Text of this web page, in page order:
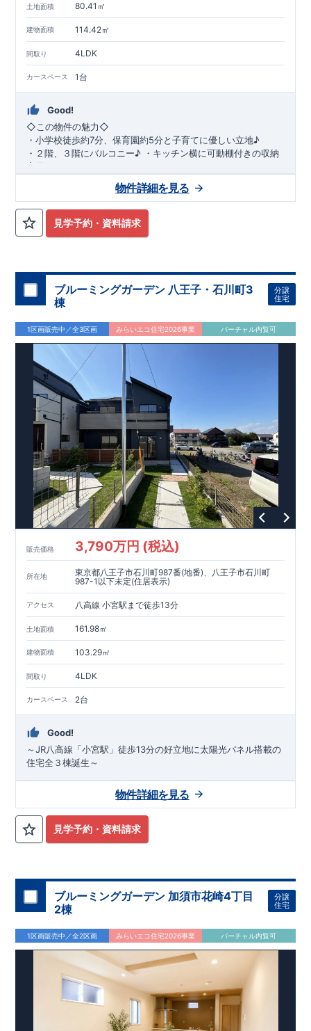
土地面積 80.41㎡
建物面積 114.42㎡
間取り 4LDK
カースペース 1台
Good!
◇ この物件の魅力◇
・小学校徒歩約7分、保育園約5分と子育てに優しい立地♪
・２階、３階にバルコニー♪ ・キッチン横に可動棚付きの収納
完備。
相模線「上溝」駅徒歩19分 ◇ロケーション
・相模原市立星が丘小学校
徒歩7分 ・オーケ
ー相模原店
模原店 徒歩
・やまうち医院 徒歩
ります。
・設計、施工、営業が互いに協力しあい、最良のプラ
ンを提供いたします。 ・不要な中間マージンを抑えることで、
コストダウンに努めています。
・東栄住宅
の建物は、国が定めた耐震等級で3を取得。建築基準法で定め
られた、｢数百年に一度発生する地震に対して、倒壊、崩壊しな
い。｣という基準から、さらに
す。
【住宅性能評価ダブル取得】
設計段階で、国が認めた第三者機関が評価しています。
住宅性能評価：評価を受けた図面通りに施工されているか、建
設までに、計4回のチェックが行われます。
でなく、現場の施工状況を検査した上で、品質を保証していま
す。
【充実のアフターサポート】
・東栄住宅では、お引渡し後最大10回の無料定期点検と、
年
間の品質保証を実施。お引渡しからが本当のお付き合いだと考
え、アフターサービスを外部の業者に委託せず、東栄住宅グル
ープ「東栄ホームサービス株式会社」にて責任をもって対応い
たします。
見学予約・資料請求
物件詳細を見る
ブルーミングガーデン 八王子・石川町3
棟
分譲
住宅
1区画販売中／全3区画 みらいエコ住宅2026事業 バーチャル内覧可
販売価格 3,790万円 (税込)
所在地
東京都八王子市石川町987番(地番)、八王子市石川町
987-1以下未定(住居表示)
アクセス 八高線 小宮駅まで徒歩13分
土地面積 161.98㎡
建物面積 103.29㎡
間取り 4LDK
カースペース 2台
Good!
～JR八高線「小宮駅」徒歩13分の好立地に太陽光パネル搭載の
住宅全３棟誕生～
見学予約・資料請求
物件詳細を見る
ブルーミングガーデン 加須市花崎4丁目
2棟
分譲
住宅
1区画販売中／全2区画 みらいエコ住宅2026事業 バーチャル内覧可